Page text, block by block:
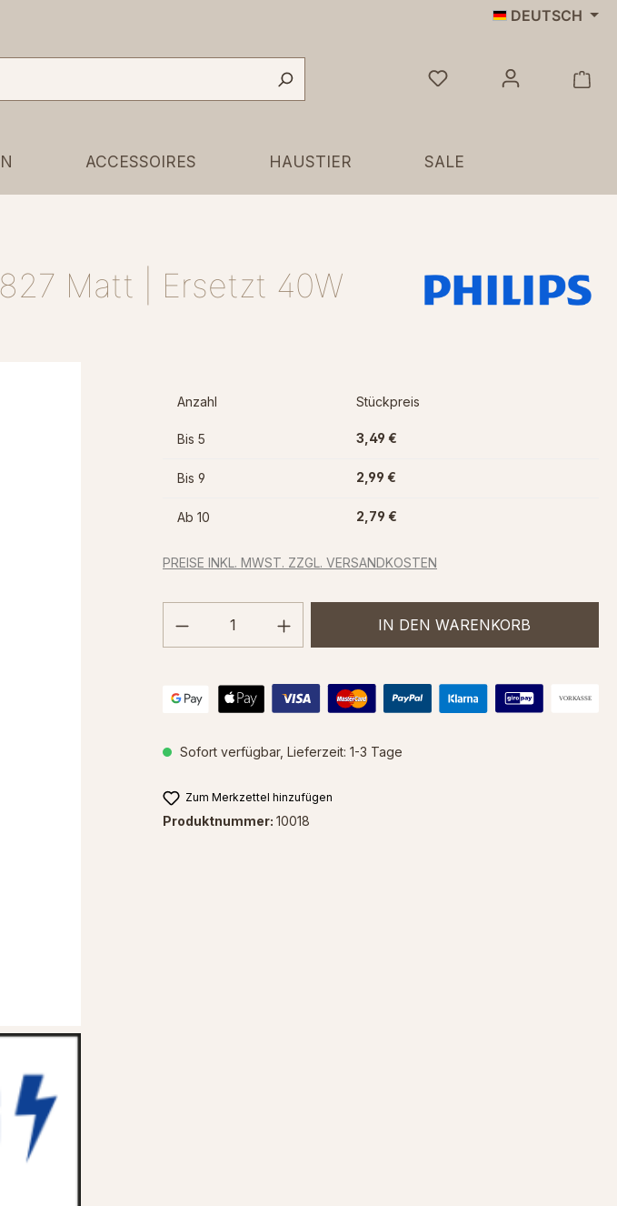
DEUTSCH
ACCESSOIRES HAUSTIER SALE
Matt | Ersetzt 40W
Anzahl Stückpreis
Bis 5 3,49 €
Bis 9 2,99 €
Ab 10 2,79 €
PREISE INKL. MWST. ZZGL. VERSANDKOSTEN
Sofort verfügbar, Lieferzeit: 1-3 Tage
Produkt Anzahl: Gib den gewünschten
IN DEN WARENKORB
Zum Merkzettel hinzufügen
Produktnummer: 10018